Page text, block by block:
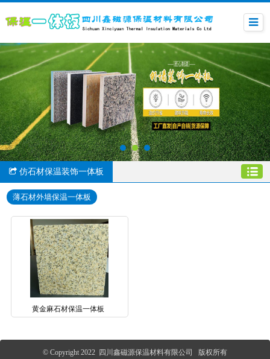
仿石材保温装饰一体板
薄石材外墙保温一体板
黄金麻石材保温一体板
© Copyright 2022 四川鑫磁源保温材料有限公司 版权所有